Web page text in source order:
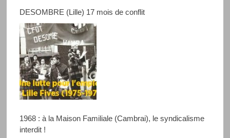
DESOMBRE (Lille) 17 mois de conflit
1968 : à la Maison Familiale (Cambrai), le syndicalisme
interdit !